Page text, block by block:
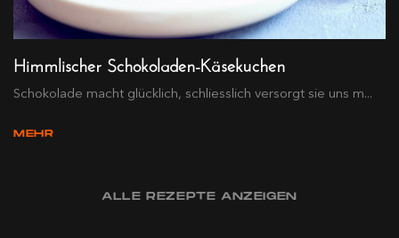
Himmlischer Schokoladen-Käsekuchen
Schokolade macht glücklich, schliesslich versorgt sie uns m...
MEHR
ALLE REZEPTE ANZEIGEN